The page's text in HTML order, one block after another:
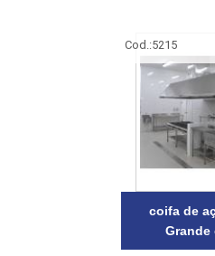
Cod.:5215
coifa de
Grande